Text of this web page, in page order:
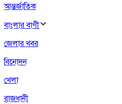
আন্তর্জাতিক
বাংলার বাণী
জেলার খবর
বিনোদন
খেলা
রাজধানী